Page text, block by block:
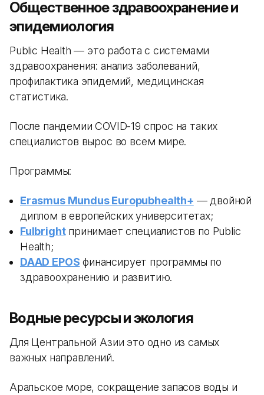
Общественное здравоохранение и
эпидемиология
Public Health — это работа с системами
здравоохранения: анализ заболеваний,
профилактика эпидемий, медицинская
статистика.
После пандемии COVID-19 спрос на таких
специалистов вырос во всем мире.
Программы:
Erasmus Mundus Europubhealth+ — двойной
диплом в европейских университетах;
Fulbrightпринимает специалистов по Public
Health;
DAAD EPOS финансирует программы по
здравоохранению и развитию.
Водные ресурсы и экология
Для Центральной Азии это одно из самых
важных направлений.
Аральское море, сокращение запасов воды и